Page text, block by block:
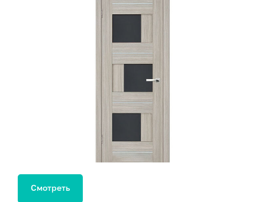
Смотреть